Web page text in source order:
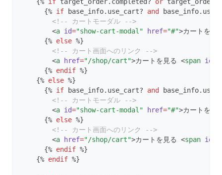
      {%
if base_info.use_cart? and
<!-- カートモーダル -->
        <
a id="show-cart-modal" href="#">カートを見
      {%
else %}
<!-- カート画面へのリンク -->
        <
a href="/shop/cart">カートを見る <span id
      {%
endif %}
    {%
else %}
      {%
if base_info.use_cart? and
<!-- カートモーダル -->
        <
a id="show-cart-modal" href="#">カートを見
      {%
else %}
<!-- カート画面へのリンク -->
        <
a href="/shop/cart">カートを見る <span id
      {%
endif %}
    {%
endif %}